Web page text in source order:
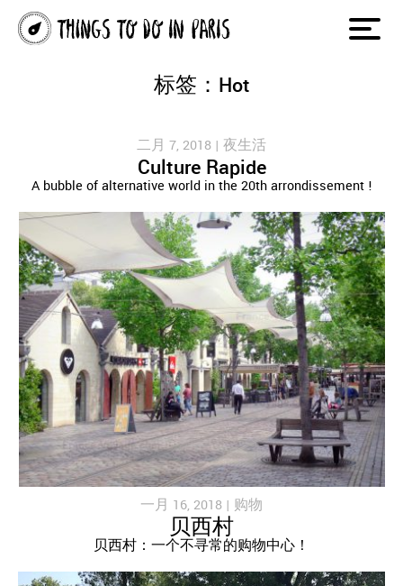
标签：Hot
二月 7, 2018 | 夜生活
Culture Rapide
A bubble of alternative world in the 20th arrondissement !
一月 16, 2018 | 购物
贝西村
贝西村：一个不寻常的购物中心！